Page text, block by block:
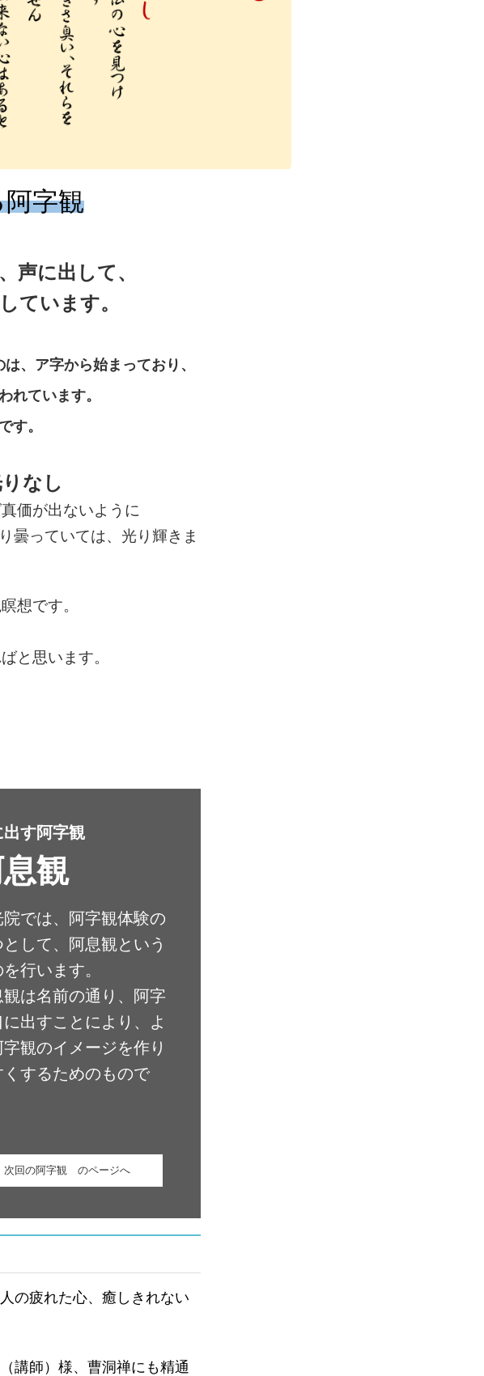
字観
声に出して、
ています。
、ア字から始まっており、
れています。
す。
なし
が出ないように
曇っていては、光り輝きま
想です。
思います。
出す阿字観
息観
院では、阿字観体験の
として、阿息観という
を行います。
観は名前の通り、阿字
に出すことにより、よ
字観のイメージを作り
くするためのもので
次回の阿字観 のページへ
の疲れた心、癒しきれない
講師）様、曹洞禅にも精通